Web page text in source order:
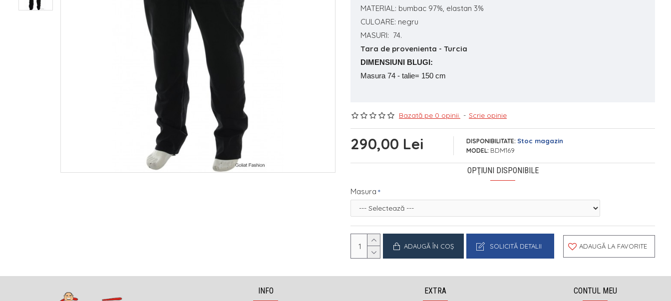
MATERIAL: bumbac 97%, elastan 3%
CULOARE: negru
MASURI: 74.
Tara de provenienta - Turcia
DIMENSIUNI BLUGI:
Masura 74 - talie= 150 cm
Bazată pe 0 opinii. - Scrie opinie
290,00 Lei DISPONIBILITATE: Stoc magazin
MODEL: BDM169
OPŢIUNI DISPONIBILE
Masura
ADAUGĂ ÎN COŞ SOLICITĂ DETALII ADAUGĂ LA FAVORITE
INFO EXTRA CONTUL MEU